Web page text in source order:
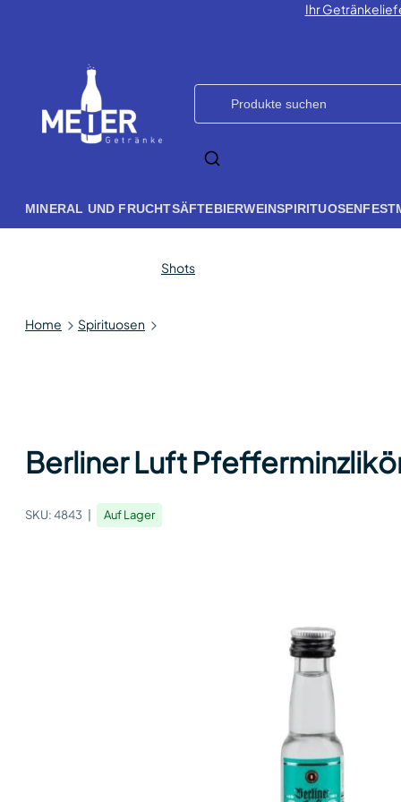
Ihr
MINERAL UND FRUCHTSÄFTEBIERWEINSPIRITUOSEN
Home Spirituosen
Shots
Berliner Luft
SKU:4843 Auf Lager